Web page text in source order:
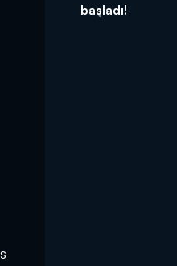
başladı!